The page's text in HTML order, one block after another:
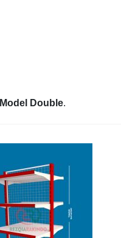
Model Double.